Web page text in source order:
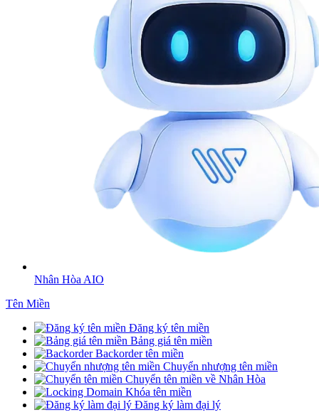
Nhân Hòa AIO
Tên Miền
Đăng ký tên miền
Bảng giá tên miền
Backorder tên miền
Chuyển nhượng tên miền
Chuyển tên miền về Nhân Hòa
Khóa tên miền
Đăng ký làm đại lý